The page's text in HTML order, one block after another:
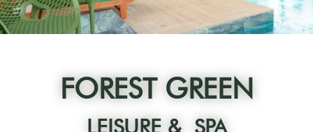
FOREST GREEN
LEISURE & SPA